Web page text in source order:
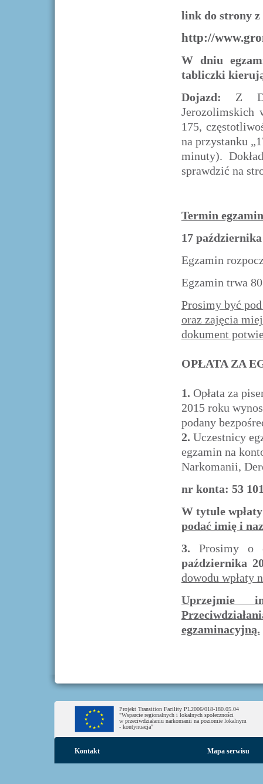
link do strony
http://
W dniu
tabliczki
Dojazd: Z
Jerozolimskich
175,
na przystanku
minuty).
sprawdzić na
Termin
17
Egzamin
Egzamin trwa
Prosimy być
oraz zajęcia
dokument
OPŁATA ZA
1. Opłata za
2015 roku
podany
2. Uczestnicy
egzamin na
Narkomanii,
nr konta: 53
W tytule
podać imię i
3. Prosimy o
października
dowodu wpłaty
Uprzejmie
egzaminacyjną.
Projekt Transition Facility PL2006/018-180.05.04
"Wsparcie regionalnych i lokalnych społeczności
w przeciwdziałaniu narkomanii na poziomie lokalnym
- kontynuacja"
Kontakt Mapa serwisu